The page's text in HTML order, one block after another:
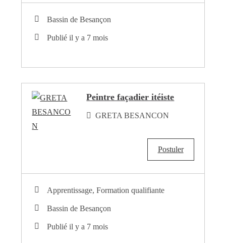
Bassin de Besançon
Publié il y a 7 mois
Peintre façadier itéiste
GRETA BESANCON
Postuler
Apprentissage, Formation qualifiante
Bassin de Besançon
Publié il y a 7 mois